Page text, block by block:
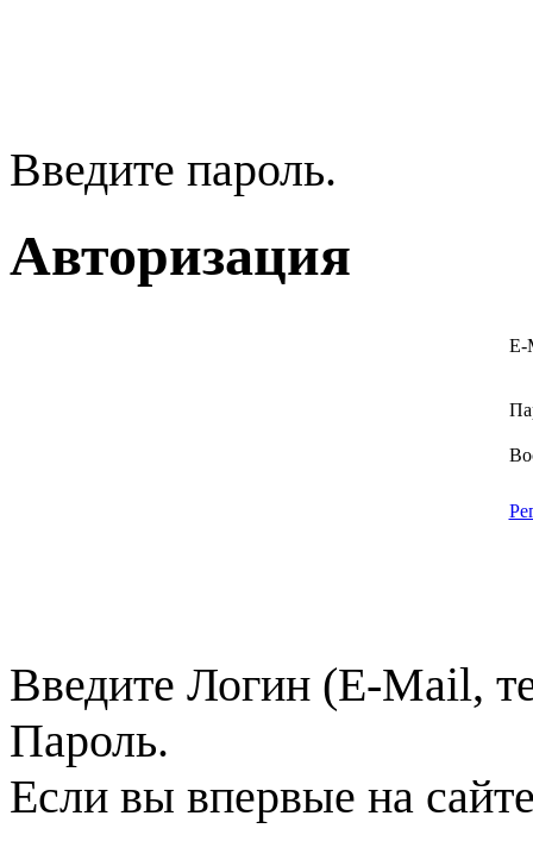
Введите пароль.
Авторизация
E-
Введите Логин (E-Mail,
Пароль.
Если вы впервые на